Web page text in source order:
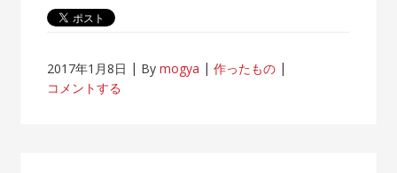
2017年1月8日 Bymogya
作ったもの
コメントする